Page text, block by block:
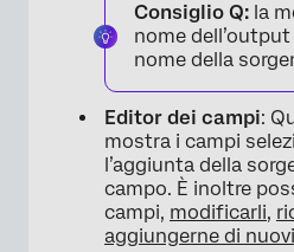
Consiglio Q: la
nome
nome della
Editor dei campi:
mostra i campi
l’aggiunta della
campo. È inoltre
campi, modificarli,
aggiungerne di nuovi